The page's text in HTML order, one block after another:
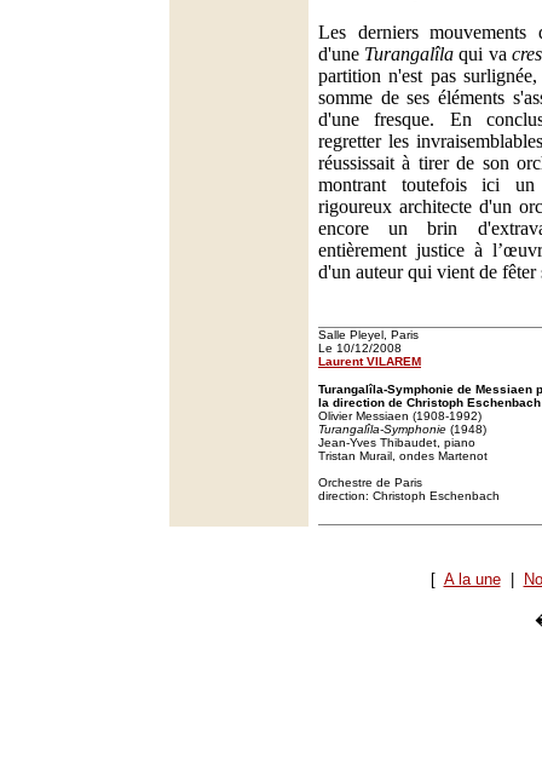
Les derniers mouvements
d'une Turangalîla qui va
partition n'est pas
somme de ses éléments
d'une fresque. En
regretter les
réussissait à tirer de son
montrant toutefois ici
rigoureux architecte d'un
encore un brin
entièrement justice à
d'un auteur qui vient de fêter
Salle Pleyel, Paris
Le 10/12/2008
Laurent VILAREM
Turangalîla-Symphonie de Messiaen
la direction de Christoph
Olivier Messiaen (1908-1992)
Turangalîla-Symphonie (1948)
Jean-Yves Thibaudet, piano
Tristan Murail, ondes Martenot
Orchestre de Paris
direction: Christoph Eschenbach
[ A la une|